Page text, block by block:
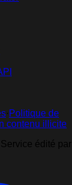
· Politique de
contenu illicite
édité par